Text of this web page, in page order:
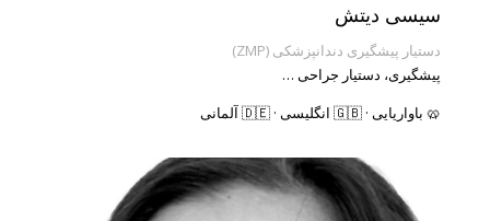
سیسی دیتش
دستیار پیشگیری دندانپزشکی (ZMP)
پیشگیری، دستیار جراحی …
🥨 باواریایی · 🇬🇧 انگلیسی · 🇩🇪 آلمانی